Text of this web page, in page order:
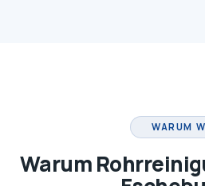
WARUM
Warum